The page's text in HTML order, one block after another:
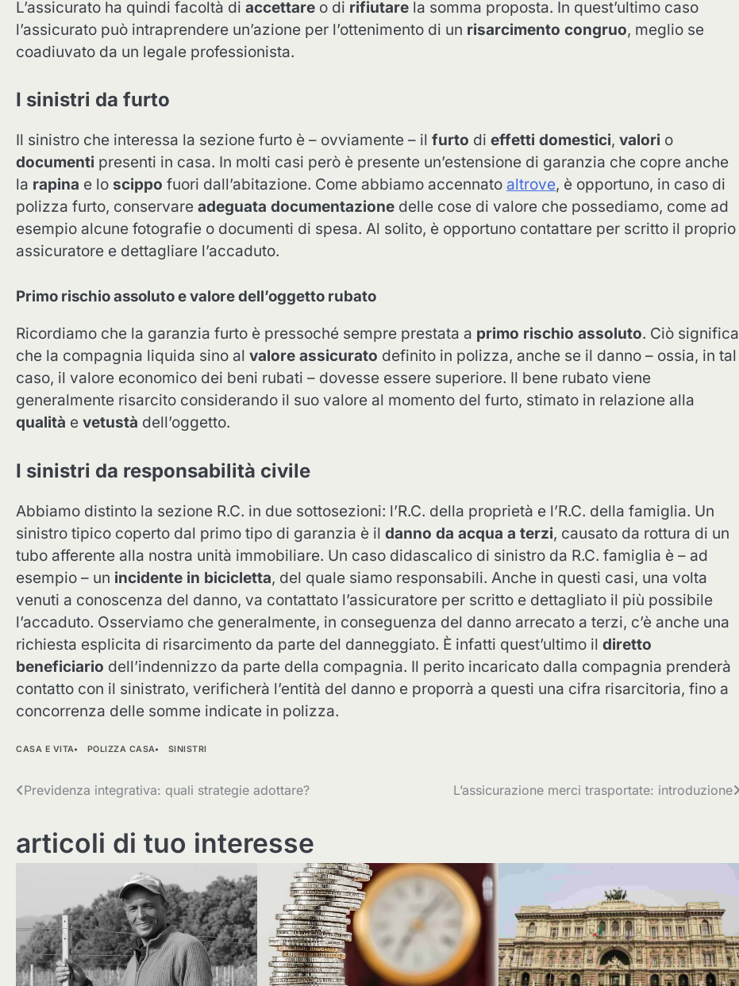
L’assicurato ha quindi facoltà di accettare o di rifiutare la somma proposta. In quest’ultimo caso
l’assicurato può intraprendere un’azione per l’ottenimento di un risarcimento congruo, meglio se
coadiuvato da un legale professionista.
I sinistri da furto
Il sinistro che interessa la sezione furto è – ovviamente – il furto di effetti domestici, valori o
documenti presenti in casa. In molti casi però è presente un’estensione di garanzia che copre anche
la rapina e lo scippo fuori dall’abitazione. Come abbiamo accennato altrove, è opportuno, in caso di
polizza furto, conservare adeguata documentazione delle cose di valore che possediamo, come ad
esempio alcune fotografie o documenti di spesa. Al solito, è opportuno contattare per scritto il proprio
assicuratore e dettagliare l’accaduto.
Primo rischio assoluto e valore dell’oggetto rubato
Ricordiamo che la garanzia furto è pressoché sempre prestata a primo rischio assoluto. Ciò significa
che la compagnia liquida sino al valore assicurato definito in polizza, anche se il danno – ossia, in tal
caso, il valore economico dei beni rubati – dovesse essere superiore. Il bene rubato viene
generalmente risarcito considerando il suo valore al momento del furto, stimato in relazione alla
qualità e vetustà dell’oggetto.
I sinistri da responsabilità civile
Abbiamo distinto la sezione R.C. in due sottosezioni: l’R.C. della proprietà e l’R.C. della famiglia. Un
sinistro tipico coperto dal primo tipo di garanzia è il danno da acqua a terzi, causato da rottura di un
tubo afferente alla nostra unità immobiliare. Un caso didascalico di sinistro da R.C. famiglia è – ad
esempio – un incidente in bicicletta, del quale siamo responsabili. Anche in questi casi, una volta
venuti a conoscenza del danno, va contattato l’assicuratore per scritto e dettagliato il più possibile
l’accaduto. Osserviamo che generalmente, in conseguenza del danno arrecato a terzi, c’è anche una
richiesta esplicita di risarcimento da parte del danneggiato. È infatti quest’ultimo il diretto
beneficiario dell’indennizzo da parte della compagnia. Il perito incaricato dalla compagnia prenderà
contatto con il sinistrato, verificherà l’entità del danno e proporrà a questi una cifra risarcitoria, fino a
concorrenza delle somme indicate in polizza.
CASA E VITA POLIZZA CASA SINISTRI
Navigazione
Previdenza integrativa: quali strategie adottare? L’assicurazione merci trasportate: introduzione
articoli di tuo interesse